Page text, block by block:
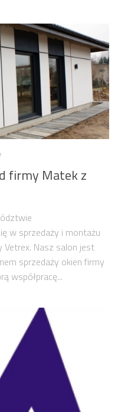
firmy Matek z
w sprzedaży i montażu
Vetrex. Nasz salon jest
sprzedaży okien firmy
współpracę...